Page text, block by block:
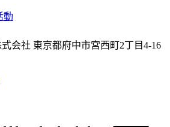
動
会社 東京都府中市宮西町2丁目4-16